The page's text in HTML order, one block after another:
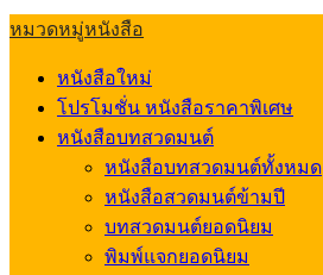
หมวดหมู่หนังสือ
หนังสือใหม่
โปรโมชั่น หนังสือราคาพิเศษ
หนังสือบทสวดมนต์
หนังสือบทสวดมนต์ทั้งหมด
หนังสือสวดมนต์ข้ามปี
บทสวดมนต์ยอดนิยม
พิมพ์แจกยอดนิยม